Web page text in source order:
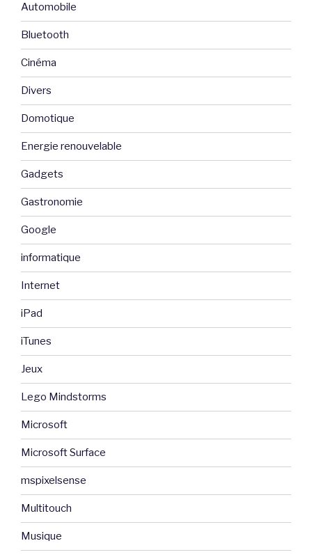
Automobile
Bluetooth
Cinéma
Divers
Domotique
Energie renouvelable
Gadgets
Gastronomie
Google
informatique
Internet
iPad
iTunes
Jeux
Lego Mindstorms
Microsoft
Microsoft Surface
mspixelsense
Multitouch
Musique